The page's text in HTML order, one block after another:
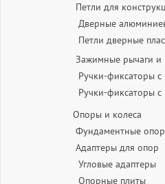
Петли для
Дверные
Петли дверные
Зажимные рычаги и
Ручки-фиксаторы c
Ручки-фиксаторы c
Опоры и колеса
Фундаментные
Адаптеры для опор
Угловые адаптеры
Опорные плиты